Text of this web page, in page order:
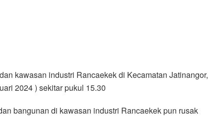
kawasan industri Rancaekek di Kecamatan Jatinangor,
2024 ) sekitar pukul 15.30
bangunan di kawasan industri Rancaekek pun rusak